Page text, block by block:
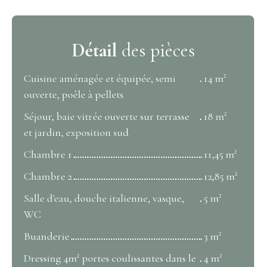
Détaildes pièces
Cuisine aménagée et équipée, semi
ouverte, poêle à pellets
14 m²
Séjour, baie vitrée ouverte sur terrasse
et jardin, exposition sud
18 m²
Chambre 1
11,45 m²
Chambre 2
12,85 m²
Salle d'eau, douche italienne, vasque,
WC
5 m²
Buanderie
3 m²
Dressing 4m² portes coulissantes dans le
4 m²